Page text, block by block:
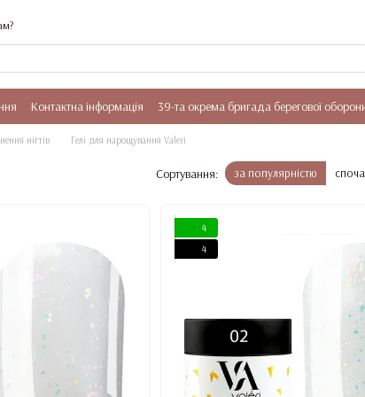
Контактна інформація 39-та окрема бригада берегової
нігтів Гелі для нарощування Valeri
Сортування: за популярністю
4
4